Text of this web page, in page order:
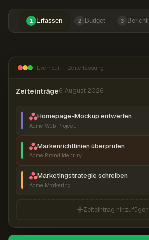
1 Erfassen 2 Budget 3 Bericht
Everhour — Zeiterfassung
Zeiteinträge6. August 2026
Homepage-Mockup entwerfen
Acme Web Project
Markenrichtlinien überprüfen
Acme Brand Identity
Marketingstrategie schreiben
Acme Marketing
Zeiteintrag hinzufügen